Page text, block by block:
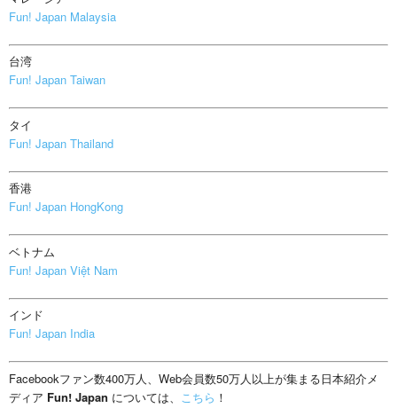
Fun! Japan Malaysia
台湾
Fun! Japan Taiwan
タイ
Fun! Japan Thailand
香港
Fun! Japan HongKong
ベトナム
Fun! Japan Việt Nam
インド
Fun! Japan India
Facebookファン数400万人、Web会員数50万人以上が集まる日本紹介メ
ディア Fun! Japan については、 こちら ！